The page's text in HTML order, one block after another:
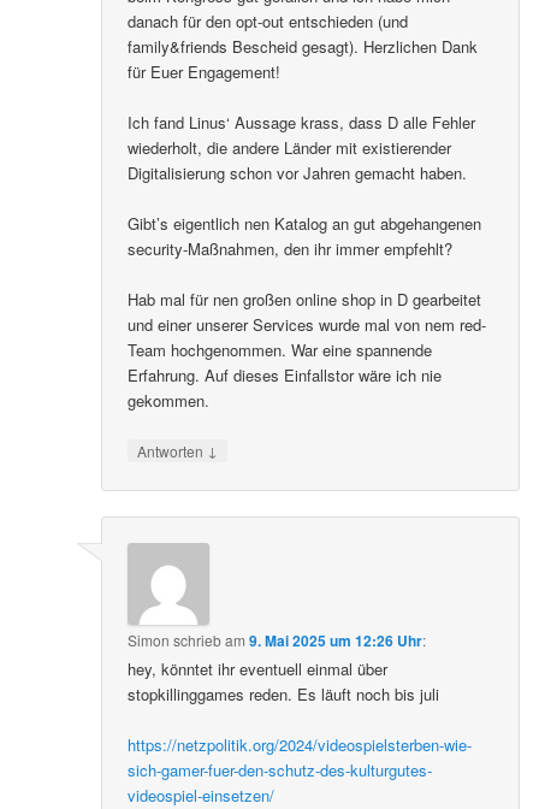
danach für den opt-out entschieden (und
family&friends Bescheid gesagt). Herzlichen Dank
für Euer Engagement!
Ich fand Linus‘ Aussage krass, dass D alle Fehler
wiederholt, die andere Länder mit existierender
Digitalisierung schon vor Jahren gemacht haben.
Gibt’s eigentlich nen Katalog an gut abgehangenen
security-Maßnahmen, den ihr immer empfehlt?
Hab mal für nen großen online shop in D gearbeitet
und einer unserer Services wurde mal von nem red-
Team hochgenommen. War eine spannende
Erfahrung. Auf dieses Einfallstor wäre ich nie
gekommen.
Antworten ↓
Simon schriebam9. Mai 2025 um 12:26 Uhr:
hey, könntet ihr eventuell einmal über
stopkillinggames reden. Es läuft noch bis juli
https://netzpolitik.org/2024/videospielsterben-wie-
sich-gamer-fuer-den-schutz-des-kulturgutes-
videospiel-einsetzen/